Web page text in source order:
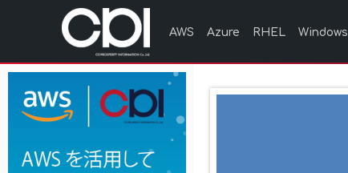
AWS Azure RHEL Windows